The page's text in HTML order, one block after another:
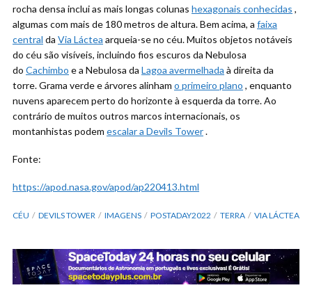
rocha densa inclui as mais longas colunas hexagonais conhecidas ,
algumas com mais de 180 metros de altura. Bem acima, a faixa
central da Via Láctea arqueia-se no céu. Muitos objetos notáveis ​​
do céu são visíveis, incluindo fios escuros da Nebulosa
do Cachimbo e a Nebulosa da Lagoa avermelhada à direita da
torre. Grama verde e árvores alinham o primeiro plano , enquanto
nuvens aparecem perto do horizonte à esquerda da torre. Ao
contrário de muitos outros marcos internacionais, os
montanhistas podem escalar a Devils Tower.
Fonte:
https://apod.nasa.gov/apod/ap220413.html
CÉU DEVILS TOWER IMAGENS POSTADAY2022 TERRA VIA LÁCTEA